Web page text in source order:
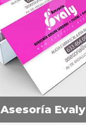
Asesoría Evaly